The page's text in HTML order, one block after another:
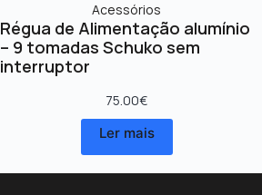
Acessórios
Régua de Alimentação alumínio
– 9 tomadas Schuko sem
interruptor
75.00€
Ler mais